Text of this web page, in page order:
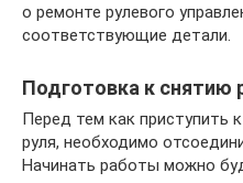
о ремонте рулевого
соответствующие детали.
Подготовка к снятию
Перед тем как приступить
руля, необходимо
Начинать работы можно